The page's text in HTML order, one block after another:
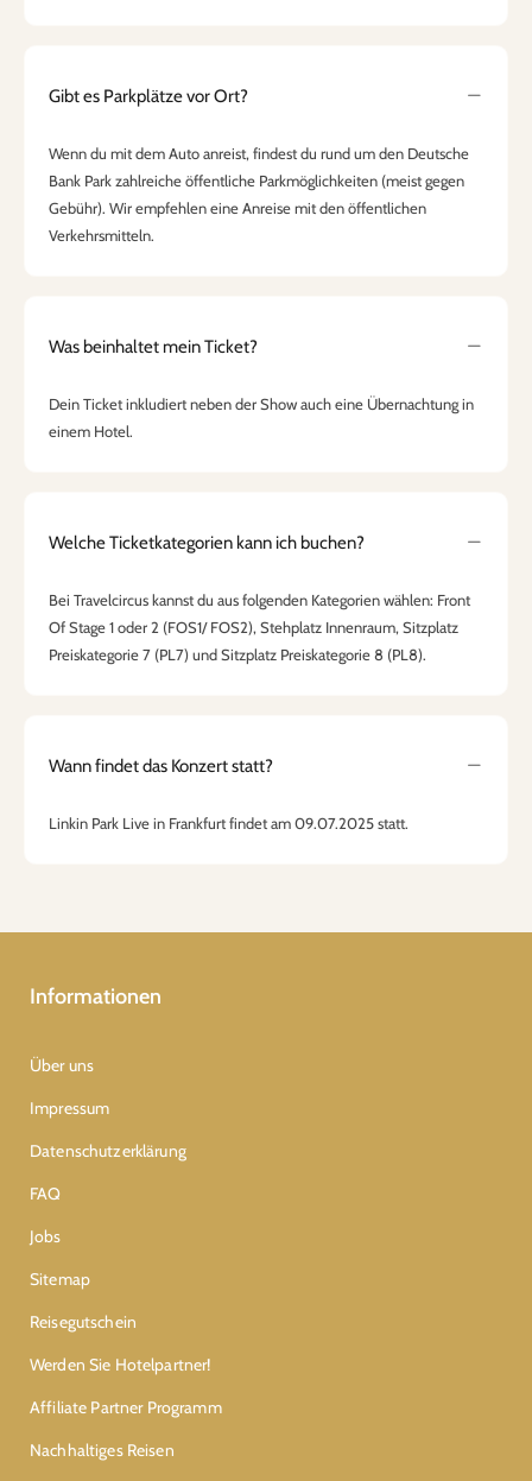
Gibt es Parkplätze vor Ort?
Wenn du mit dem Auto anreist, findest du rund um den Deutsche
Bank Park zahlreiche öffentliche Parkmöglichkeiten (meist gegen
Gebühr). Wir empfehlen eine Anreise mit den öffentlichen
Verkehrsmitteln.
Was beinhaltet mein Ticket?
Dein Ticket inkludiert neben der Show auch eine Übernachtung in
einem Hotel.
Welche Ticketkategorien kann ich buchen?
Bei Travelcircus kannst du aus folgenden Kategorien wählen: Front
Of Stage 1 oder 2 (FOS1/ FOS2), Stehplatz Innenraum, Sitzplatz
Preiskategorie 7 (PL7) und Sitzplatz Preiskategorie 8 (PL8).
Wann findet das Konzert statt?
Linkin Park Live in Frankfurt findet am 09.07.2025 statt.
Informationen
Über uns
Impressum
Datenschutzerklärung
FAQ
Jobs
Sitemap
Reisegutschein
Werden Sie Hotelpartner!
Affiliate Partner Programm
Nachhaltiges Reisen